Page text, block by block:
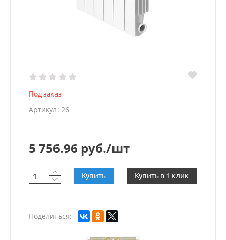
Под заказ
Артикул: 26
5 756.96 руб./шт
Купить Купить в 1 клик
Поделиться: